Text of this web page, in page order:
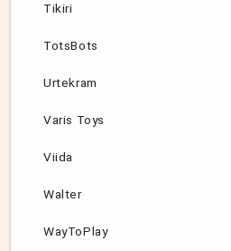
Tikiri
TotsBots
Urtekram
Varis Toys
Viida
Walter
WayToPlay